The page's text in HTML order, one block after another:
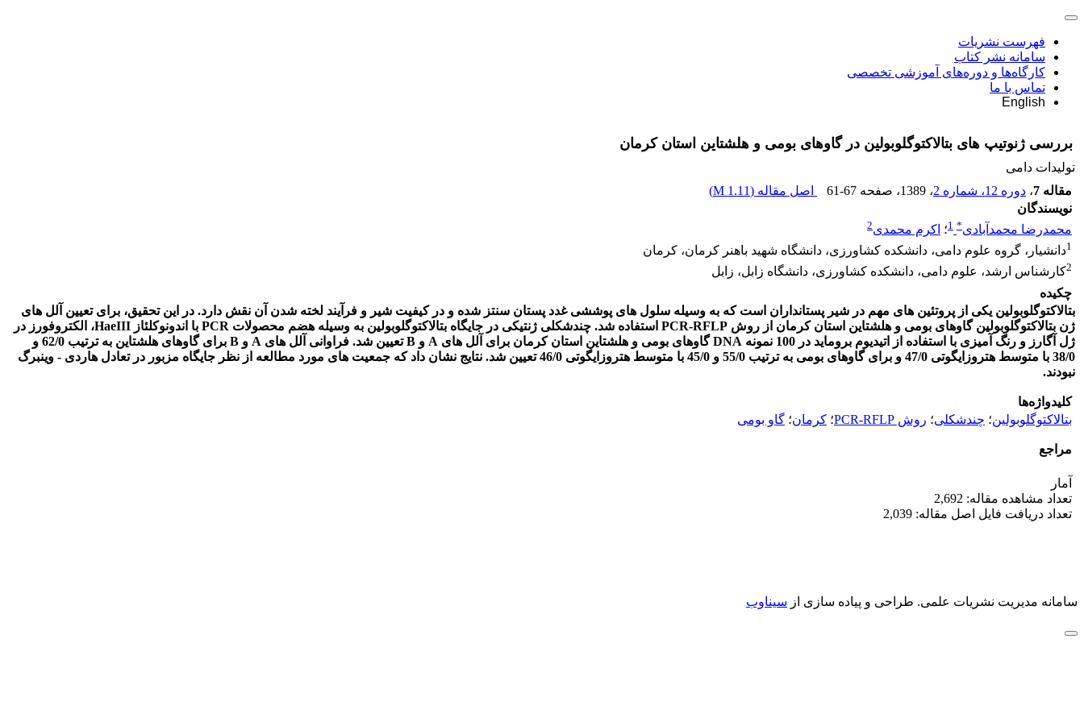
فهرست نشریات
سامانه نشر کتاب
کارگاه‌ها و دوره‌های آموزشی تخصصی
تماس با ما
English
بررسی ژنوتیپ های بتالاکتوگلوبولین در گاوهای بومی و هلشتاین استان کرمان
تولیدات دامی
مقاله 7
، دوره 12، شماره 2 ، 1389 ، صفحه 61-67 اصل مقاله (1.11 M
)
نویسندگان
محمدرضا محمدآبادی*
1؛ اکرم محمدی2
1دانشیار، گروه علوم دامی، دانشکده کشاورزی، دانشگاه شهید باهنر کرمان، کرمان
2کارشناس ارشد، علوم دامی، دانشکده کشاورزی، دانشگاه زابل، زابل
چکیده
بتالاکتوگلوبولین یکی از پروتئین های مهم در شیر پستانداران است که به وسیله سلول های پوششی غدد پستان سنتز شده و در کیفیت شیر و فرآیند لخته شدن آن نقش دارد. در این تحقیق، برای تعیین آلل های
ژن بتالاکتوگلوبولین گاوهای بومی و هلشتاین استان کرمان از روش PCR-RFLP استفاده شد. چندشکلی ژنتیکی در جایگاه بتالاکتوگلوبولین به وسیله هضم محصولات PCR با اندونوکلئاز HaeIII، الکتروفورز در
ژل آگارز و رنگ آمیزی با استفاده از اتیدیوم بروماید در 100 نمونه DNA گاوهای بومی و هلشتاین استان کرمان برای آلل های A و B تعیین شد. فراوانی آلل های A و B برای گاوهای هلشتاین به ترتیب 62/0 و
38/0 با متوسط هتروزایگوتی 47/0 و برای گاوهای بومی به ترتیب 55/0 و 45/0 با متوسط هتروزایگوتی 46/0 تعیین شد. نتایج نشان داد که جمعیت های مورد مطالعه از نظر جایگاه مزبور در تعادل هاردی - وینبرگ
نبودند.
کلیدواژه‌ها
بتالاکتوگلوبولین؛ چندشکلی؛ روش PCR-RFLP ؛ کرمان؛ گاو بومی
مراجع
آمار
تعداد مشاهده مقاله: 2,692
تعداد دریافت فایل اصل مقاله: 2,039
سامانه مدیریت نشریات علمی. طراحی و پیاده سازی از سیناوب